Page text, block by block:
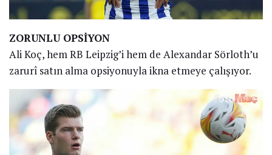
ZORUNLU OPSİYON
Ali Koç, hem RB Leipzig’i hem de Alexandar Sörloth’u
zarurî satın alma opsiyonuyla ikna etmeye çalışıyor.